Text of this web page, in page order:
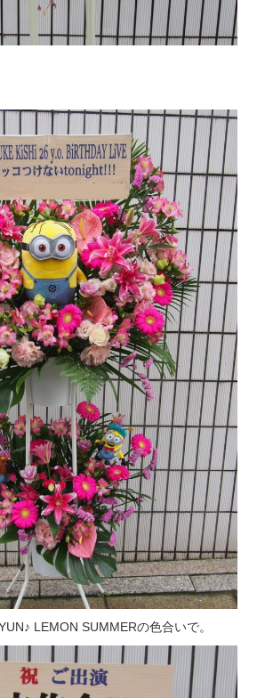
LEMON SUMMERの色合いで。